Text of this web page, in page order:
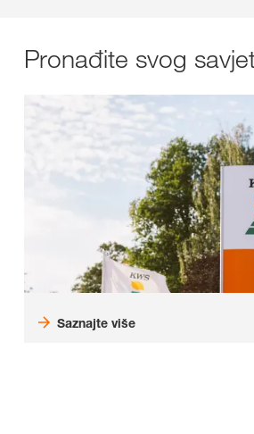
Pronađite svog
Saznajte više